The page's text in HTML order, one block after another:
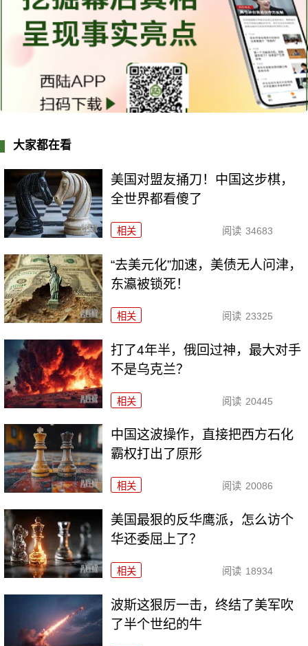
大家都在看
美国对盟友捅刀！中国这步棋，
全世界都看傻了
相关 阅读 34683
“去美元化”加速，美债无人问津，
东瀛被锁死！
相关 阅读 23325
打了4年半，俄回过神，最大对手
不是乌克兰？
相关 阅读 20445
中国这波操作，直接把西方石化
霸权打出了原形
相关 阅读 20086
美国最狠的反华鹰派，怎么访个
华还委屈上了？
相关 阅读 18934
波斯这狠厉一击，终结了美军吹
了半个世纪的牛